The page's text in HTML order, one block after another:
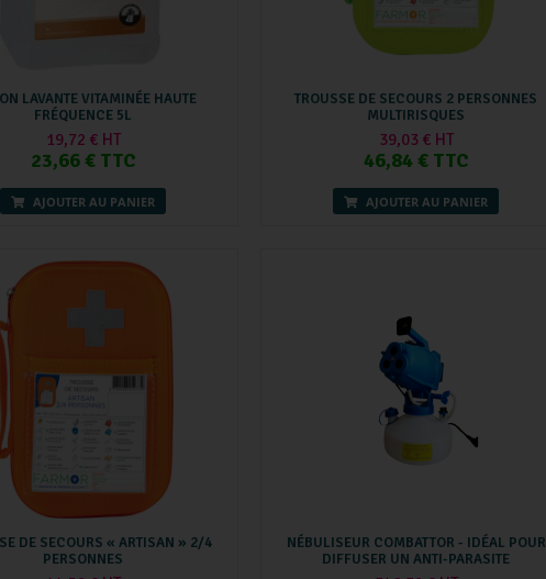
LAVANTE VITAMINÉE HAUTE
FRÉQUENCE 5L
19,72 € HT
23,66 € TTC
AJOUTER AU PANIER
TROUSSE DE SECOURS 2 PERSONNES
MULTIRISQUES
39,03 € HT
46,84 € TTC
AJOUTER AU PANIER
DE SECOURS « ARTISAN » 2/4
PERSONNES
NÉBULISEUR COMBATTOR - IDÉAL POUR
DIFFUSER UN ANTI-PARASITE